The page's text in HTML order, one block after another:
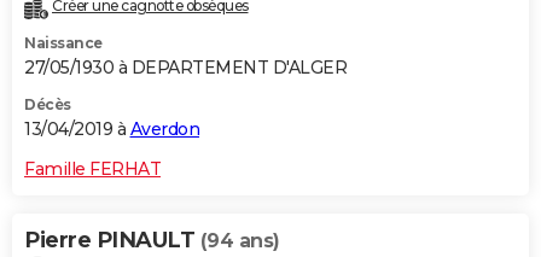
Créer une cagnotte obsèques
Naissance
27/05/1930 à DEPARTEMENT D'ALGER
Décès
13/04/2019 à Averdon
Famille FERHAT
Pierre PINAULT (94 ans)